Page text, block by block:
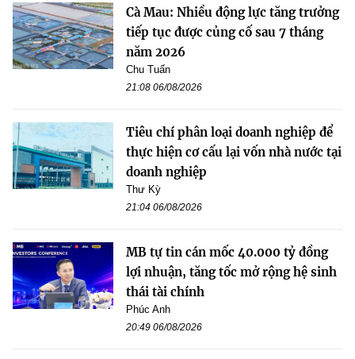
Cà Mau: Nhiều động lực tăng trưởng
tiếp tục được củng cố sau 7 tháng
năm 2026
Chu Tuấn
21:08 06/08/2026
Tiêu chí phân loại doanh nghiệp để
thực hiện cơ cấu lại vốn nhà nước tại
doanh nghiệp
Thư Kỳ
21:04 06/08/2026
MB tự tin cán mốc 40.000 tỷ đồng
lợi nhuận, tăng tốc mở rộng hệ sinh
thái tài chính
Phúc Anh
20:49 06/08/2026